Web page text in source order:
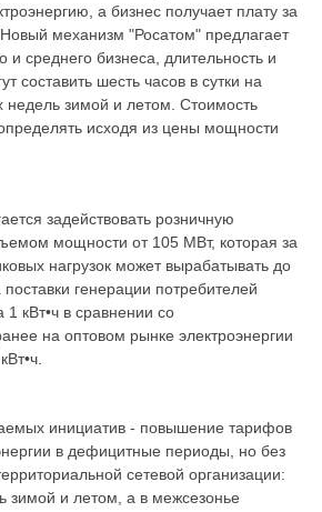
а бизнес получает плату за
Новый механизм "Росатом" предлагает
и среднего бизнеса, длительность и
составить шесть часов в сутки на
недель зимой и летом. Стоимость
исходя из цены мощности
задействовать розничную
мощности от 105 МВт, которая за
нагрузок может вырабатывать до
генерации потребителей
1 кВт•ч в сравнении со
на оптовом рынке электроэнергии
инициатив - повышение тарифов
в дефицитные периоды, но без
сетевой организации:
зимой и летом, а в межсезонье